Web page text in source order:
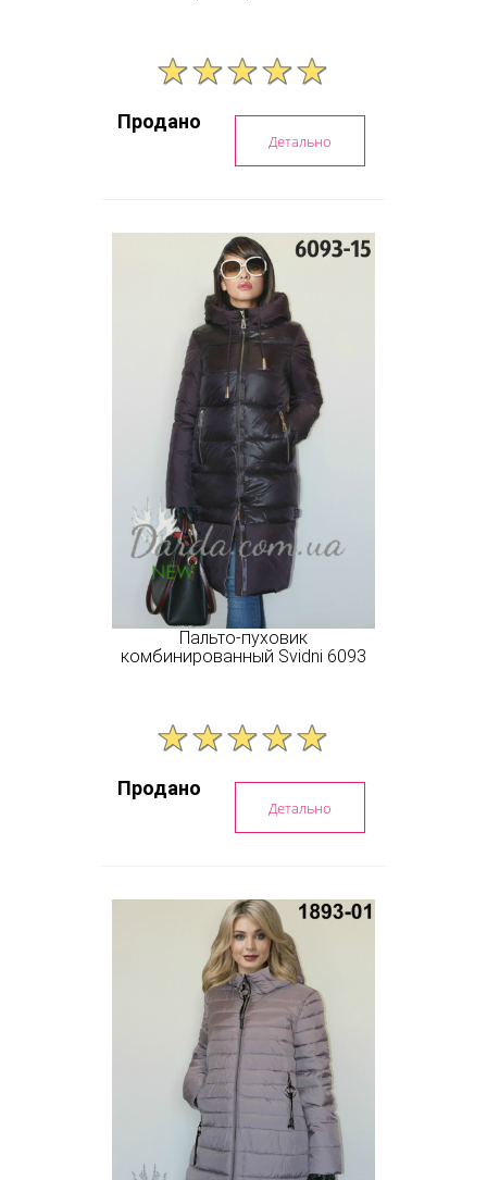
Продано
Детально
Пальто-пуховик
комбинированный Svidni 6093
Продано
Детально